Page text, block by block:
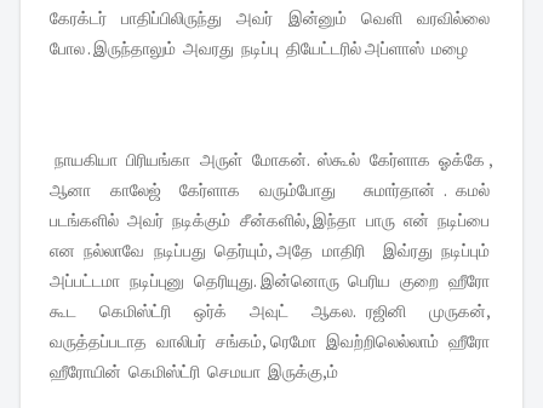
கேரக்டர் பாதிப்பிலிருந்து அவர் இன்னும் வெளி வரவில்லை
போல . இருந்தாலும் அவரது நடிப்பு தியேட்டரில் அப்ளாஸ் மழை
நாயகியா பிரியங்கா அருள் மோகன். ஸ்கூல் கேர்ளாக ஓக்கே ,
ஆனா காலேஜ் கேர்ளாக வரும்போது சுமார்தான் . கமல்
படங்களில் அவர் நடிக்கும் சீன்களில், இந்தா பாரு என் நடிப்பை
என நல்லாவே நடிப்பது தெர்யும், அதே மாதிரி இவ்ரது நடிப்பும்
அப்பட்டமா நடிப்புனு தெரியுது. இன்னொரு பெரிய குறை ஹீரோ
கூட கெமிஸ்ட்ரி ஒர்க் அவுட் ஆகல. ரஜினி முருகன்,
வருத்தப்படாத வாலிபர் சங்கம், ரெமோ இவற்றிலெல்லாம் ஹீரோ
ஹீரோயின் கெமிஸ்ட்ரி செமயா இருக்கு,ம்